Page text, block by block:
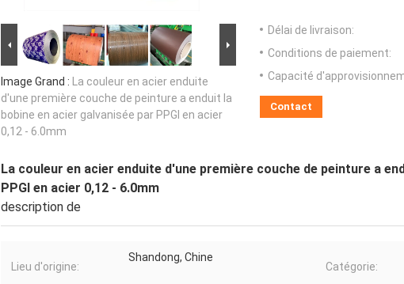
Image Grand : La couleur en acier enduite
d'une première couche de peinture a enduit la
bobine en acier galvanisée par PPGI en acier
0,12 - 6.0mm
Délai de livraison:
Conditions de paiement:
Capacité
Contact
La couleur en acier enduite d'une première couche de peinture a
PPGI en acier 0,12 - 6.0mm
description de
Lieu d'origine:
Shandong, Chine
Catégorie: